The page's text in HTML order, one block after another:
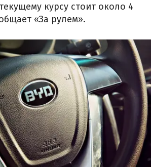
курсу стоит около 4
«За рулем».